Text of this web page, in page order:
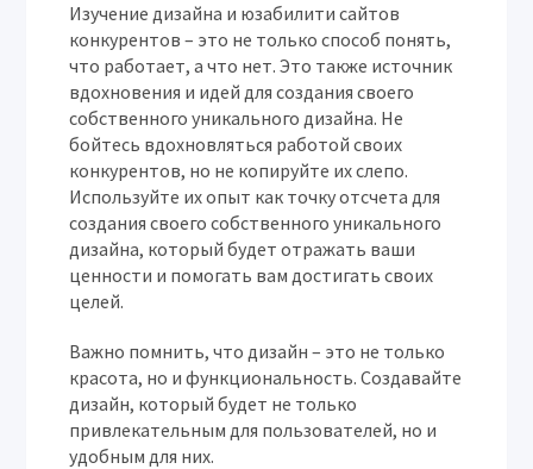
Изучение дизайна и юзабилити сайтов
конкурентов – это не только способ понять,
что работает, а что нет. Это также источник
вдохновения и идей для создания своего
собственного уникального дизайна. Не
бойтесь вдохновляться работой своих
конкурентов, но не копируйте их слепо.
Используйте их опыт как точку отсчета для
создания своего собственного уникального
дизайна, который будет отражать ваши
ценности и помогать вам достигать своих
целей.
Важно помнить, что дизайн – это не только
красота, но и функциональность. Создавайте
дизайн, который будет не только
привлекательным для пользователей, но и
удобным для них.